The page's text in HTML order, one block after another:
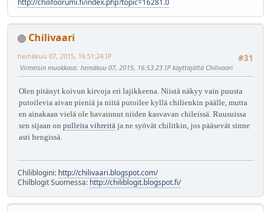
http://chilifoorumi.fi/index.php?topic=16281.0
Chilivaari
#31
heinäkuu 07, 2015, 16:51:24 IP
Viimeisin muokkaus: heinäkuu 07, 2015, 16:53:23 IP käyttäjältä Chilivaari
Olen pitänyt koivun kirvoja eri lajikkeena. Niistä näkyy vain puusta
putoilevia aivan pieniä ja niitä putoilee kyllä chilienkin päälle, mutta
en ainakaan vielä ole havainnut niiden kasvavan chileissä. Ruusuissa
sen sijaan on pulleita vihreitä ja ne syövät chilitkin, jos pääsevät sinne
asti hengissä.
Chiliblogini: http://chilivaari.blogspot.com/
Chilblogit Suomessa: http://chiliblogit.blogspot.fi/